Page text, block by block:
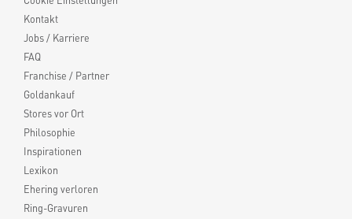
Kontakt
Jobs / Karriere
FAQ
Franchise / Partner
Goldankauf
Stores vor Ort
Philosophie
Inspirationen
Lexikon
Ehering verloren
Ring-Gravuren